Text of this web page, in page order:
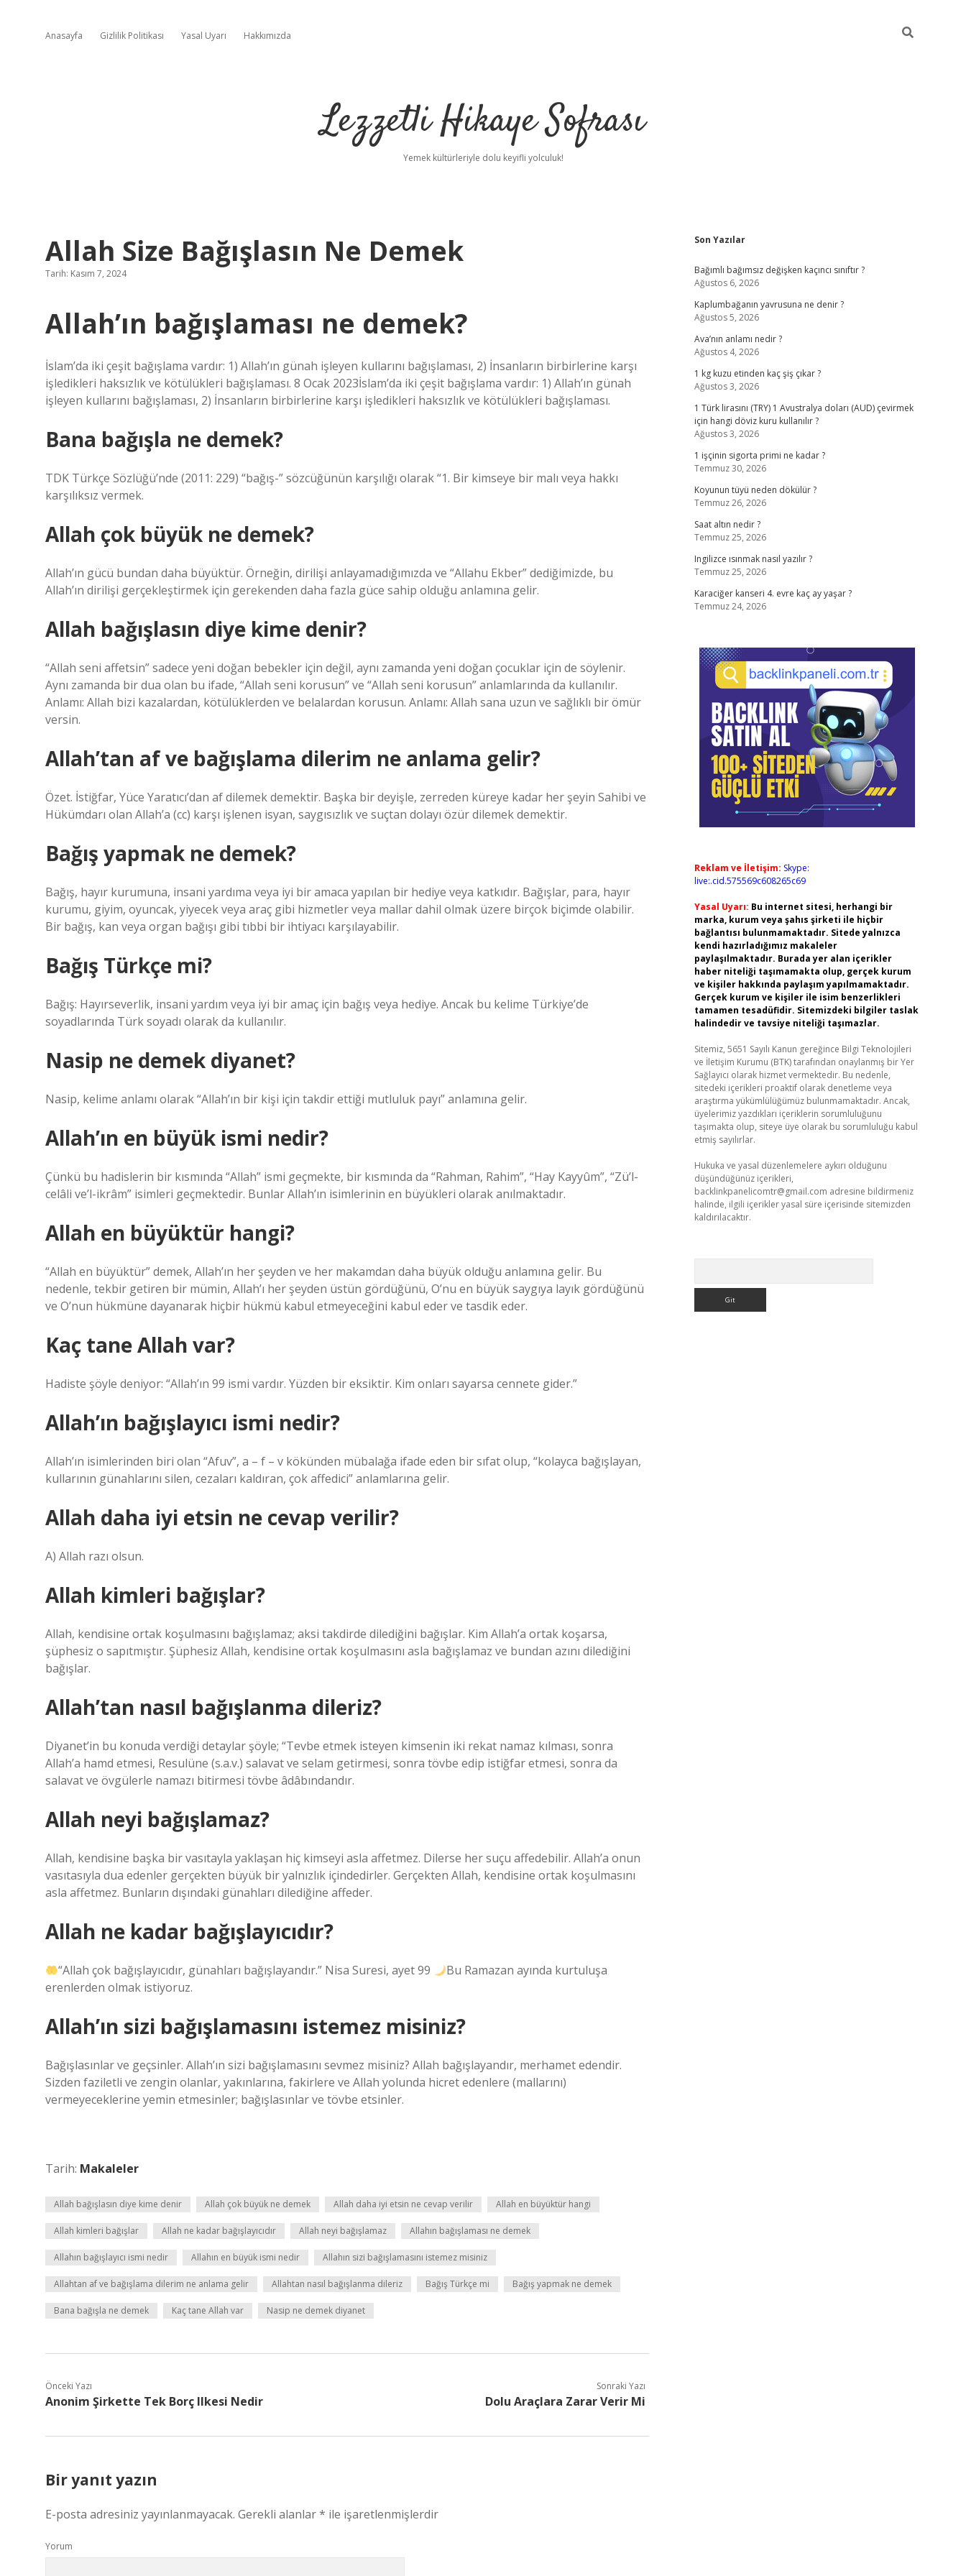
Anasayfa Gizlilik Politikası Yasal Uyarı Hakkımızda
Lezzetli Hikaye Sofrası
Yemek kültürleriyle dolu keyifli yolculuk!
Allah Size Bağışlasın Ne Demek
Tarih: Kasım 7, 2024
Allah’ın bağışlaması ne demek?
İslam’da iki çeşit bağışlama vardır: 1) Allah’ın günah işleyen kullarını bağışlaması, 2) İnsanların birbirlerine karşı
işledikleri haksızlık ve kötülükleri bağışlaması. 8 Ocak 2023İslam’da iki çeşit bağışlama vardır: 1) Allah’ın günah
işleyen kullarını bağışlaması, 2) İnsanların birbirlerine karşı işledikleri haksızlık ve kötülükleri bağışlaması.
Bana bağışla ne demek?
TDK Türkçe Sözlüğü’nde (2011: 229) “bağış-” sözcüğünün karşılığı olarak “1. Bir kimseye bir malı veya hakkı
karşılıksız vermek.
Allah çok büyük ne demek?
Allah’ın gücü bundan daha büyüktür. Örneğin, dirilişi anlayamadığımızda ve “Allahu Ekber” dediğimizde, bu
Allah’ın dirilişi gerçekleştirmek için gerekenden daha fazla güce sahip olduğu anlamına gelir.
Allah bağışlasın diye kime denir?
“Allah seni affetsin” sadece yeni doğan bebekler için değil, aynı zamanda yeni doğan çocuklar için de söylenir.
Aynı zamanda bir dua olan bu ifade, “Allah seni korusun” ve “Allah seni korusun” anlamlarında da kullanılır.
Anlamı: Allah bizi kazalardan, kötülüklerden ve belalardan korusun. Anlamı: Allah sana uzun ve sağlıklı bir ömür
versin.
Allah’tan af ve bağışlama dilerim ne anlama gelir?
Özet. İstiğfar, Yüce Yaratıcı’dan af dilemek demektir. Başka bir deyişle, zerreden küreye kadar her şeyin Sahibi ve
Hükümdarı olan Allah’a (cc) karşı işlenen isyan, saygısızlık ve suçtan dolayı özür dilemek demektir.
Bağış yapmak ne demek?
Bağış, hayır kurumuna, insani yardıma veya iyi bir amaca yapılan bir hediye veya katkıdır. Bağışlar, para, hayır
kurumu, giyim, oyuncak, yiyecek veya araç gibi hizmetler veya mallar dahil olmak üzere birçok biçimde olabilir.
Bir bağış, kan veya organ bağışı gibi tıbbi bir ihtiyacı karşılayabilir.
Bağış Türkçe mi?
Bağış: Hayırseverlik, insani yardım veya iyi bir amaç için bağış veya hediye. Ancak bu kelime Türkiye’de
soyadlarında Türk soyadı olarak da kullanılır.
Nasip ne demek diyanet?
Nasip, kelime anlamı olarak “Allah’ın bir kişi için takdir ettiği mutluluk payı” anlamına gelir.
Allah’ın en büyük ismi nedir?
Çünkü bu hadislerin bir kısmında “Allah” ismi geçmekte, bir kısmında da “Rahman, Rahim”, “Hay Kayyûm”, “Zü’l-
celâli ve’l-ikrâm” isimleri geçmektedir. Bunlar Allah’ın isimlerinin en büyükleri olarak anılmaktadır.
Allah en büyüktür hangi?
“Allah en büyüktür” demek, Allah’ın her şeyden ve her makamdan daha büyük olduğu anlamına gelir. Bu
nedenle, tekbir getiren bir mümin, Allah’ı her şeyden üstün gördüğünü, O’nu en büyük saygıya layık gördüğünü
ve O’nun hükmüne dayanarak hiçbir hükmü kabul etmeyeceğini kabul eder ve tasdik eder.
Kaç tane Allah var?
Hadiste şöyle deniyor: “Allah’ın 99 ismi vardır. Yüzden bir eksiktir. Kim onları sayarsa cennete gider.”
Allah’ın bağışlayıcı ismi nedir?
Allah’ın isimlerinden biri olan “Afuv”, a – f – v kökünden mübalağa ifade eden bir sıfat olup, “kolayca bağışlayan,
kullarının günahlarını silen, cezaları kaldıran, çok affedici” anlamlarına gelir.
Allah daha iyi etsin ne cevap verilir?
A) Allah razı olsun.
Allah kimleri bağışlar?
Allah, kendisine ortak koşulmasını bağışlamaz; aksi takdirde dilediğini bağışlar. Kim Allah’a ortak koşarsa,
şüphesiz o sapıtmıştır. Şüphesiz Allah, kendisine ortak koşulmasını asla bağışlamaz ve bundan azını dilediğini
bağışlar.
Allah’tan nasıl bağışlanma dileriz?
Diyanet’in bu konuda verdiği detaylar şöyle; “Tevbe etmek isteyen kimsenin iki rekat namaz kılması, sonra
Allah’a hamd etmesi, Resulüne (s.a.v.) salavat ve selam getirmesi, sonra tövbe edip istiğfar etmesi, sonra da
salavat ve övgülerle namazı bitirmesi tövbe âdâbındandır.
Allah neyi bağışlamaz?
Allah, kendisine başka bir vasıtayla yaklaşan hiç kimseyi asla affetmez. Dilerse her suçu affedebilir. Allah’a onun
vasıtasıyla dua edenler gerçekten büyük bir yalnızlık içindedirler. Gerçekten Allah, kendisine ortak koşulmasını
asla affetmez. Bunların dışındaki günahları dilediğine affeder.
Allah ne kadar bağışlayıcıdır?
“Allah çok bağışlayıcıdır, günahları bağışlayandır.” Nisa Suresi, ayet 99
Bu Ramazan ayında kurtuluşa
erenlerden olmak istiyoruz.
Allah’ın sizi bağışlamasını istemez misiniz?
Bağışlasınlar ve geçsinler. Allah’ın sizi bağışlamasını sevmez misiniz? Allah bağışlayandır, merhamet edendir.
Sizden faziletli ve zengin olanlar, yakınlarına, fakirlere ve Allah yolunda hicret edenlere (mallarını)
vermeyeceklerine yemin etmesinler; bağışlasınlar ve tövbe etsinler.
Tarih: Makaleler
Allah bağışlasın diye kime denir Allah çok büyük ne demek Allah daha iyi etsin ne cevap verilir Allah en büyüktür hangi
Allah kimleri bağışlar Allah ne kadar bağışlayıcıdır Allah neyi bağışlamaz Allahın bağışlaması ne demek
Allahın bağışlayıcı ismi nedir Allahın en büyük ismi nedir Allahın sizi bağışlamasını istemez misiniz
Allahtan af ve bağışlama dilerim ne anlama gelir Allahtan nasıl bağışlanma dileriz Bağış Türkçe mi Bağış yapmak ne demek
Bana bağışla ne demek Kaç tane Allah var Nasip ne demek diyanet
Önceki Yazı
Anonim Şirkette Tek Borç Ilkesi Nedir
Sonraki Yazı
Dolu Araçlara Zarar Verir Mi
Bir yanıt yazın
E-posta adresiniz yayınlanmayacak. Gerekli alanlar* ile işaretlenmişlerdir
Yorum
Sidebar
Son Yazılar
Bağımlı bağımsız değişken kaçıncı sınıftır ?
Ağustos 6, 2026
Kaplumbağanın yavrusuna ne denir ?
Ağustos 5, 2026
Ava’nın anlamı nedir ?
Ağustos 4, 2026
1 kg kuzu etinden kaç şiş çıkar ?
Ağustos 3, 2026
1 Türk lirasını (TRY) 1 Avustralya doları (AUD) çevirmek
için hangi döviz kuru kullanılır ?
Ağustos 3, 2026
1 işçinin sigorta primi ne kadar ?
Temmuz 30, 2026
Koyunun tüyü neden dökülür ?
Temmuz 26, 2026
Saat altın nedir ?
Temmuz 25, 2026
Ingilizce ısınmak nasıl yazılır ?
Temmuz 25, 2026
Karaciğer kanseri 4. evre kaç ay yaşar ?
Temmuz 24, 2026
Reklam ve İletişim: Skype:
live:.cid.575569c608265c69
Yasal Uyarı: Bu internet sitesi, herhangi bir
marka, kurum veya şahıs şirketi ile hiçbir
bağlantısı bulunmamaktadır. Sitede yalnızca
kendi hazırladığımız makaleler
paylaşılmaktadır. Burada yer alan içerikler
haber niteliği taşımamakta olup, gerçek kurum
ve kişiler hakkında paylaşım yapılmamaktadır.
Gerçek kurum ve kişiler ile isim benzerlikleri
tamamen tesadüfidir. Sitemizdeki bilgiler taslak
halindedir ve tavsiye niteliği taşımazlar.
Sitemiz, 5651 Sayılı Kanun gereğince Bilgi Teknolojileri
ve İletişim Kurumu (BTK) tarafından onaylanmış bir Yer
Sağlayıcı olarak hizmet vermektedir. Bu nedenle,
sitedeki içerikleri proaktif olarak denetleme veya
araştırma yükümlülüğümüz bulunmamaktadır. Ancak,
üyelerimiz yazdıkları içeriklerin sorumluluğunu
taşımakta olup, siteye üye olarak bu sorumluluğu kabul
etmiş sayılırlar.
Hukuka ve yasal düzenlemelere aykırı olduğunu
düşündüğünüz içerikleri,
backlinkpanelicomtr@gmail.com adresine bildirmeniz
halinde, ilgili içerikler yasal süre içerisinde sitemizden
kaldırılacaktır.